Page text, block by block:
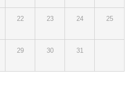
22 23 24 25
29 30 31